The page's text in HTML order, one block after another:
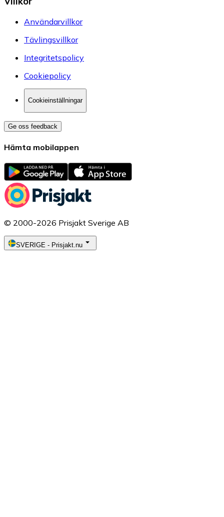
Användarvillkor
Tävlingsvillkor
Integritetspolicy
Cookiepolicy
Cookieinställningar
Ge oss feedback
Hämta mobilappen
© 2000-2026 Prisjakt Sverige AB
SVERIGE - Prisjakt.nu